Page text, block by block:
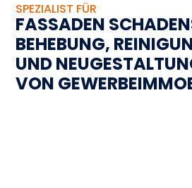
SPEZIALIST FÜR
FASSADEN
BEHEBUNG,
UND
VON